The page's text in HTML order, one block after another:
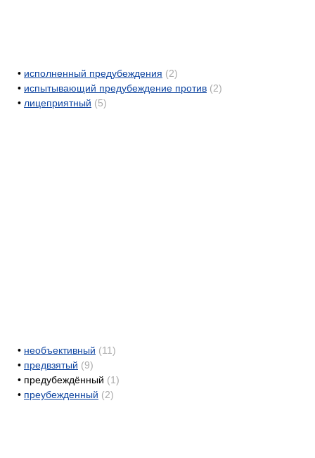
• исполненный предубеждения (2)
• испытывающий предубеждение против (2)
• лицеприятный (5)
• необъективный (11)
• предвзятый (9)
• предубеждённый (1)
• преубежденный (2)